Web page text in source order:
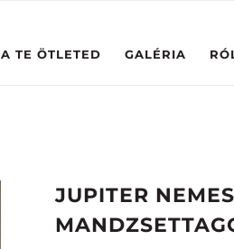
A TE ÖTLETED GALÉRIA
JUPITER